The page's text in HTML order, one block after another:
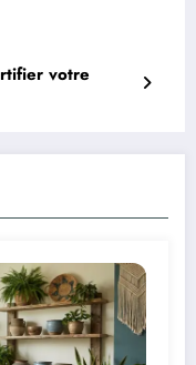
votre